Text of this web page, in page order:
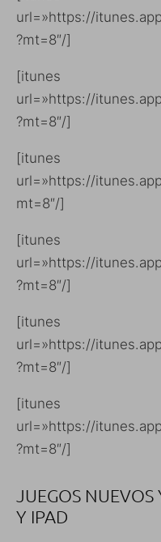
url=»https://
?mt=8″/]
[itunes
url=»https://
?mt=8″/]
[itunes
url=»https://
mt=8″/]
[itunes
url=»https://
?mt=8″/]
[itunes
url=»https://
?mt=8″/]
[itunes
url=»https://
?mt=8″/]
JUEGOS
Y IPAD